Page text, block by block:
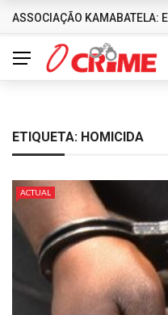
DESTAQUES
ASSOCIAÇÃO KAMABATELA:
ETIQUETA: HOMICIDA
ACTUAL